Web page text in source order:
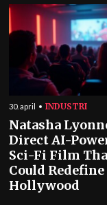
30. april INDUSTRI
Natasha
Direct AI-
Sci-Fi Film
Could Redefine
Hollywood